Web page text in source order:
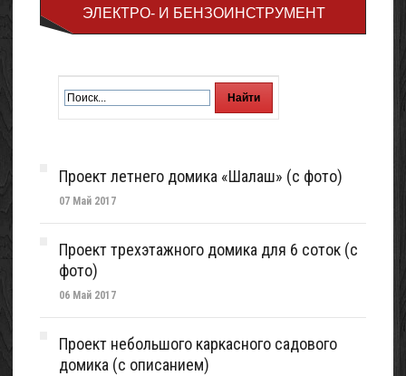
ЭЛЕКТРО- И БЕНЗОИНСТРУМЕНТ
Проект летнего домика «Шалаш» (с фото)
07 Май 2017
Проект трехэтажного домика для 6 соток (с
фото)
06 Май 2017
Проект небольшого каркасного садового
домика (с описанием)